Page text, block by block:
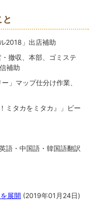
2018」出店補助
撤収、本部、ゴミステ
補助
」マップ仕分け作業、
ミタカをミタカ』」ビー
語・中国語・韓国語翻訳
展開 (2019年01月24日)